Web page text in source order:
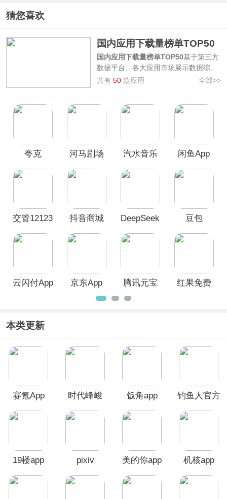
猜您喜欢
国内应用下载量榜单TOP50
国内应用下载量榜单TOP50基于第三方
数据平台、各大应用市场展示数据综合
整理制作而成。上榜的软件包括
红果免
App、河马剧场App、夸克App等
，罗
本榜单仅供参考，旨在为广大用户提供
客观、真实的信息。3322软件站将依据
化，确保榜单的时效性和参考价值。
共有50 款应用 全部>>
夸克
河马剧场
汽水音乐
闲鱼App
交管12123
抖音商城
DeepSeek
豆包
云闪付App 京东App
腾讯元宝
红果免费
本类更新
赛氪App
时代峰峻
饭角app
钓鱼人官方
19楼app pixiv 美的你app 机核app